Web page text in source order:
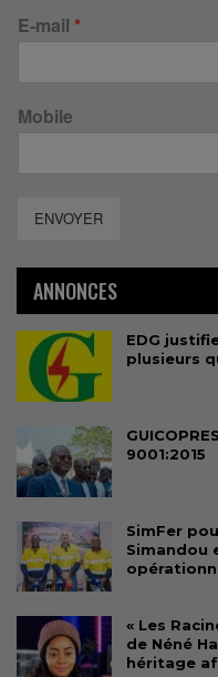
E-mail *
Mobile
ENVOYER
ANNONCES
EDG
plusieurs
9001:2015
SimFer
Simandou
« Les
de Néné
héritage